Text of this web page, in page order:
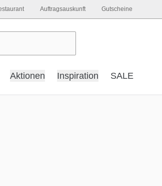
Aktionen Inspiration SALE
Auftragsauskunft Gutscheine